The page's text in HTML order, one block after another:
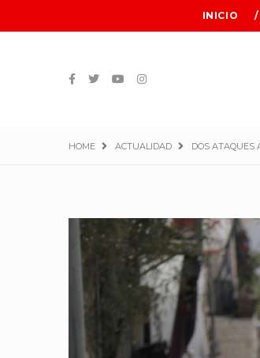
INICIO
HOME ACTUALIDAD DOS ATAQUES